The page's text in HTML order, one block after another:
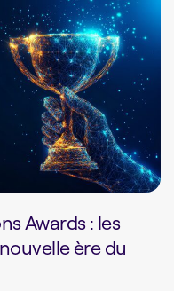
Awards : les
ère du